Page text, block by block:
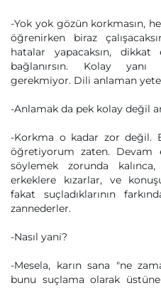
-Yok yok gözün korkmasın,
öğrenirken biraz
hatalar yapacaksın,
bağlanırsın. Kolay
gerekmiyor. Dili anlaman
-Anlamak da pek kolay değil
-Korkma o kadar zor değil.
öğretiyorum zaten. Devam
söylemek zorunda
erkeklere kızarlar, ve
fakat suçladıklarının
zannederler.
-Nasıl yani?
-Mesela, karın sana "ne
bunu suçlama olarak